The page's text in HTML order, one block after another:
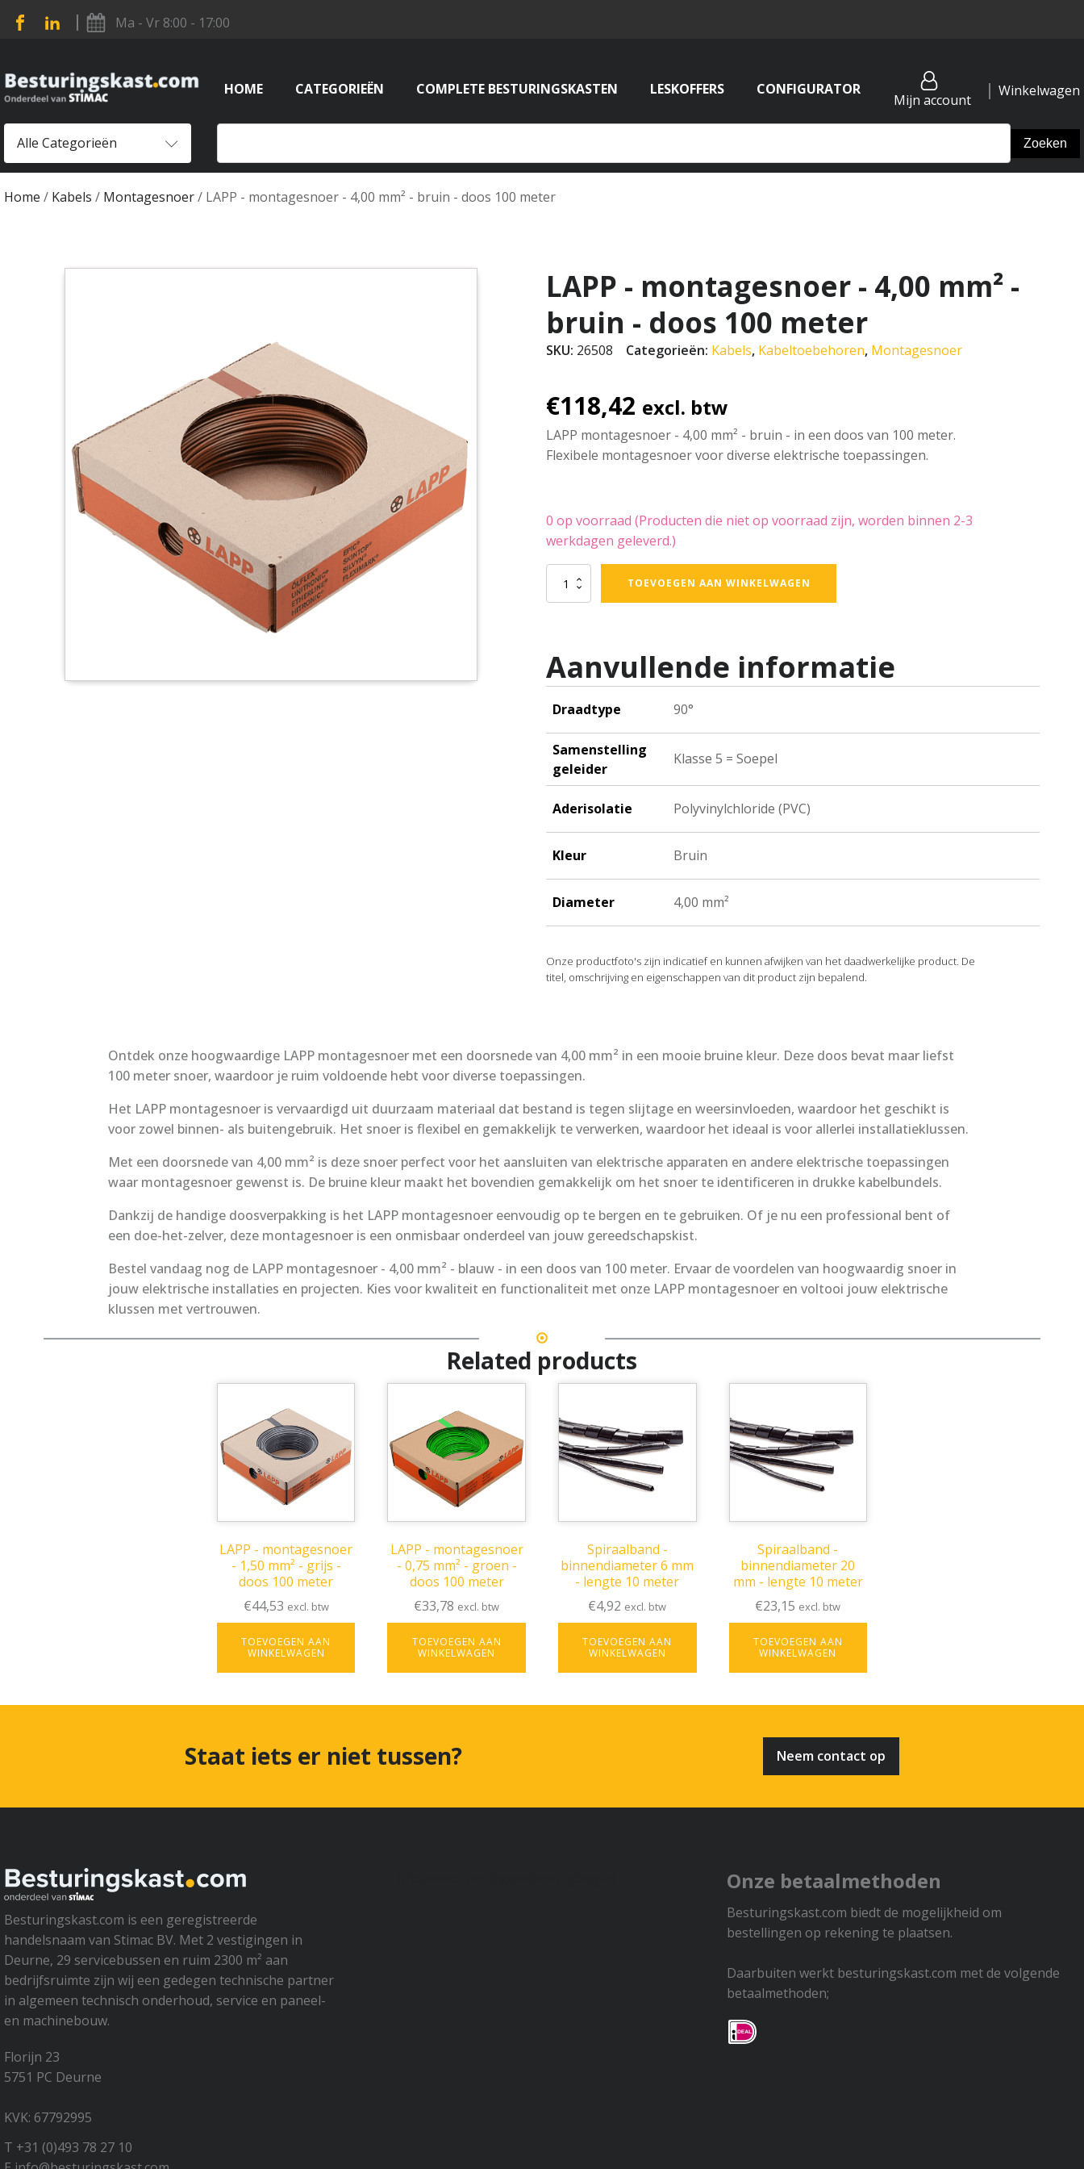
Ma - Vr 8:00 - 17:00
HOME CATEGORIEËN COMPLETE BESTURINGSKASTEN LESKOFFERS CONFIGURATOR
Mijn account
Winkelwagen
Alle Categorieën
Home / Kabels / Montagesnoer/ LAPP - montagesnoer - 4,00 mm² - bruin - doos 100 meter
LAPP - montagesnoer - 4,00 mm² -
bruin - doos 100 meter
SKU: 26508 Categorieën: Kabels, Kabeltoebehoren, Montagesnoer
€118,42 excl. btw
LAPP montagesnoer - 4,00 mm² - bruin - in een doos van 100 meter.
Flexibele montagesnoer voor diverse elektrische toepassingen.
0 op voorraad (Producten die niet op voorraad zijn, worden binnen 2-3
werkdagen geleverd.)
LAPP
mm²
-
bruin
doos
100
meter
aantal
TOEVOEGEN AAN WINKELWAGEN
Aanvullende informatie
Draadtype 90°
Samenstelling
geleider
Klasse 5 = Soepel
Aderisolatie Polyvinylchloride (PVC)
Kleur Bruin
Diameter 4,00 mm²
Onze productfoto's zijn indicatief en kunnen afwijken van het daadwerkelijke product. De
titel, omschrijving en eigenschappen van dit product zijn bepalend.
Ontdek onze hoogwaardige LAPP montagesnoer met een doorsnede van 4,00 mm² in een mooie bruine kleur. Deze doos bevat maar liefst
100 meter snoer, waardoor je ruim voldoende hebt voor diverse toepassingen.
Het LAPP montagesnoer is vervaardigd uit duurzaam materiaal dat bestand is tegen slijtage en weersinvloeden, waardoor het geschikt is
voor zowel binnen- als buitengebruik. Het snoer is flexibel en gemakkelijk te verwerken, waardoor het ideaal is voor allerlei installatieklussen.
Met een doorsnede van 4,00 mm² is deze snoer perfect voor het aansluiten van elektrische apparaten en andere elektrische toepassingen
waar montagesnoer gewenst is. De bruine kleur maakt het bovendien gemakkelijk om het snoer te identificeren in drukke kabelbundels.
Dankzij de handige doosverpakking is het LAPP montagesnoer eenvoudig op te bergen en te gebruiken. Of je nu een professional bent of
een doe-het-zelver, deze montagesnoer is een onmisbaar onderdeel van jouw gereedschapskist.
Bestel vandaag nog de LAPP montagesnoer - 4,00 mm² - blauw - in een doos van 100 meter. Ervaar de voordelen van hoogwaardig snoer in
jouw elektrische installaties en projecten. Kies voor kwaliteit en functionaliteit met onze LAPP montagesnoer en voltooi jouw elektrische
klussen met vertrouwen.
Related products
LAPP - montagesnoer
- 1,50 mm² - grijs -
doos 100 meter
€44,53 excl. btw
TOEVOEGEN AAN
WINKELWAGEN
LAPP - montagesnoer
- 0,75 mm² - groen -
doos 100 meter
€33,78 excl. btw
TOEVOEGEN AAN
WINKELWAGEN
Spiraalband -
binnendiameter 6 mm
- lengte 10 meter
€4,92 excl. btw
TOEVOEGEN AAN
WINKELWAGEN
Spiraalband -
binnendiameter 20
mm - lengte 10 meter
€23,15 excl. btw
TOEVOEGEN AAN
WINKELWAGEN
Staat iets er niet tussen? Neem contact op
Besturingskast.com is een geregistreerde
handelsnaam van Stimac BV. Met 2 vestigingen in
Deurne, 29 servicebussen en ruim 2300 m² aan
bedrijfsruimte zijn wij een gedegen technische partner
in algemeen technisch onderhoud, service en paneel-
en machinebouw.
Florijn 23
5751 PC Deurne
KVK: 67792995
T +31 (0)493 78 27 10
Onze betaalmethoden
Besturingskast.com biedt de mogelijkheid om
bestellingen op rekening te plaatsen.
Daarbuiten werkt besturingskast.com met de volgende
betaalmethoden;